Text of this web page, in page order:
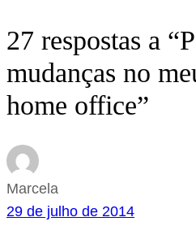
27 respostas a
mudanças no
home office”
Marcela
29 de julho de 2014